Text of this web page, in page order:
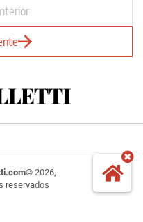
© 2026,
reservados